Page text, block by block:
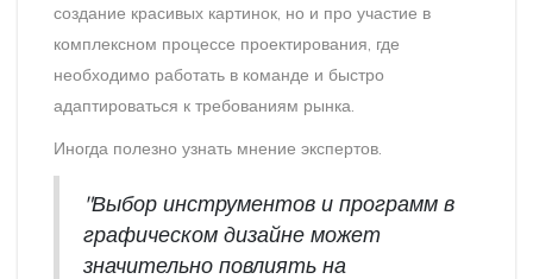
создание красивых картинок, но и про участие в
комплексном процессе проектирования, где
необходимо работать в команде и быстро
адаптироваться к требованиям рынка.
Иногда полезно узнать мнение экспертов.
"Выбор инструментов и программ в
графическом дизайне может
значительно повлиять на